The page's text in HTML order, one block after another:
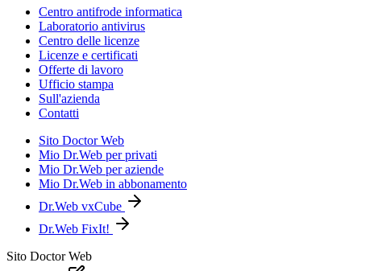
Centro antifrode informatica
Laboratorio antivirus
Centro delle licenze
Licenze e certificati
Offerte di lavoro
Ufficio stampa
Sull'azienda
Contatti
Sito Doctor Web
Mio Dr.Web per privati
Mio Dr.Web per aziende
Mio Dr.Web in abbonamento
Dr.Web vxCube
Dr.Web FixIt!
Sito Doctor Web